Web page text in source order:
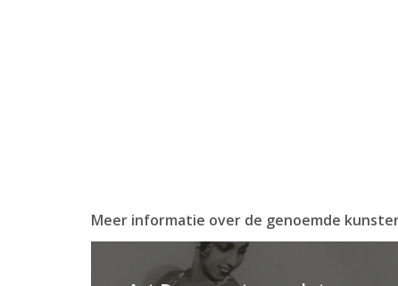
Meer informatie over de genoemde